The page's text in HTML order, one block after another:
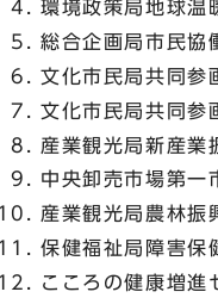
環境政策局地球温
総合企画局市民協
文化市民局共同参
文化市民局共同参
産業観光局新産業
中央卸売市場第一
産業観光局農林振
保健福祉局障害保
こころの健康増進